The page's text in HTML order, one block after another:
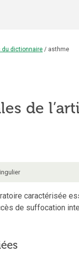
du dictionnaire / asthme
de
caractérisée
de suffocation